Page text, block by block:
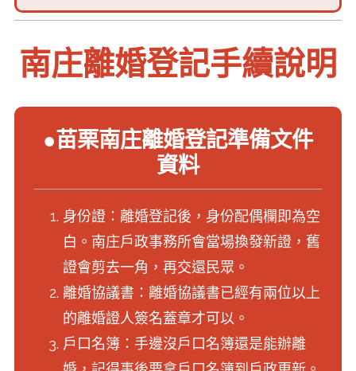
南庄離婚登記手續說明
●苗栗南庄離婚登記準備文件
資料
身份證：離婚登記後，身份配偶欄即為空
白。南庄戶政事務所會當場換發新證，舊
證會剪去一角，再交還民眾。
離婚協議書：離婚協議書已經有兩位以上
的離婚證人簽名蓋章才可以。
戶口名簿：手邊沒戶口名簿還是能辦離